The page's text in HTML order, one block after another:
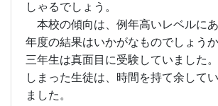
しゃるでしょう。
本校の傾向は、例年高いレベルに
年度の結果はいかがなものでしょう
三年生は真面目に受験していました
しまった生徒は、時間を持て余して
ました。